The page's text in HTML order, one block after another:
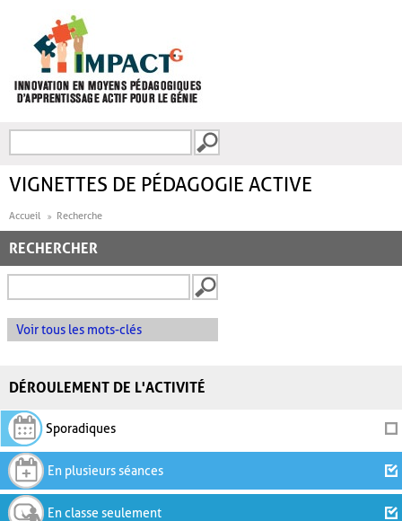
FORMULAIRE DE
VIGNETTES DE PÉDAGOGIE ACTIVE
Accueil Recherche
RECHERCHER
Voir tous les mots-clés
DÉROULEMENT DE L'ACTIVITÉ
Sporadiques
En plusieurs séances
En classe seulement